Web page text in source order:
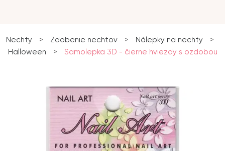
Nechty > Zdobenie nechtov > Nálepky na nechty
>
Halloween
> Samolepka 3D - čierne hviezdy s ozdobou